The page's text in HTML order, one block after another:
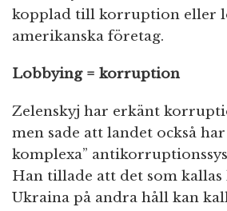
kopplad till korruption eller
amerikanska företag.
Lobbying = korruption
Zelenskyj har erkänt
men sade att landet också
komplexa”
Han tillade att det som
Ukraina på andra håll kan